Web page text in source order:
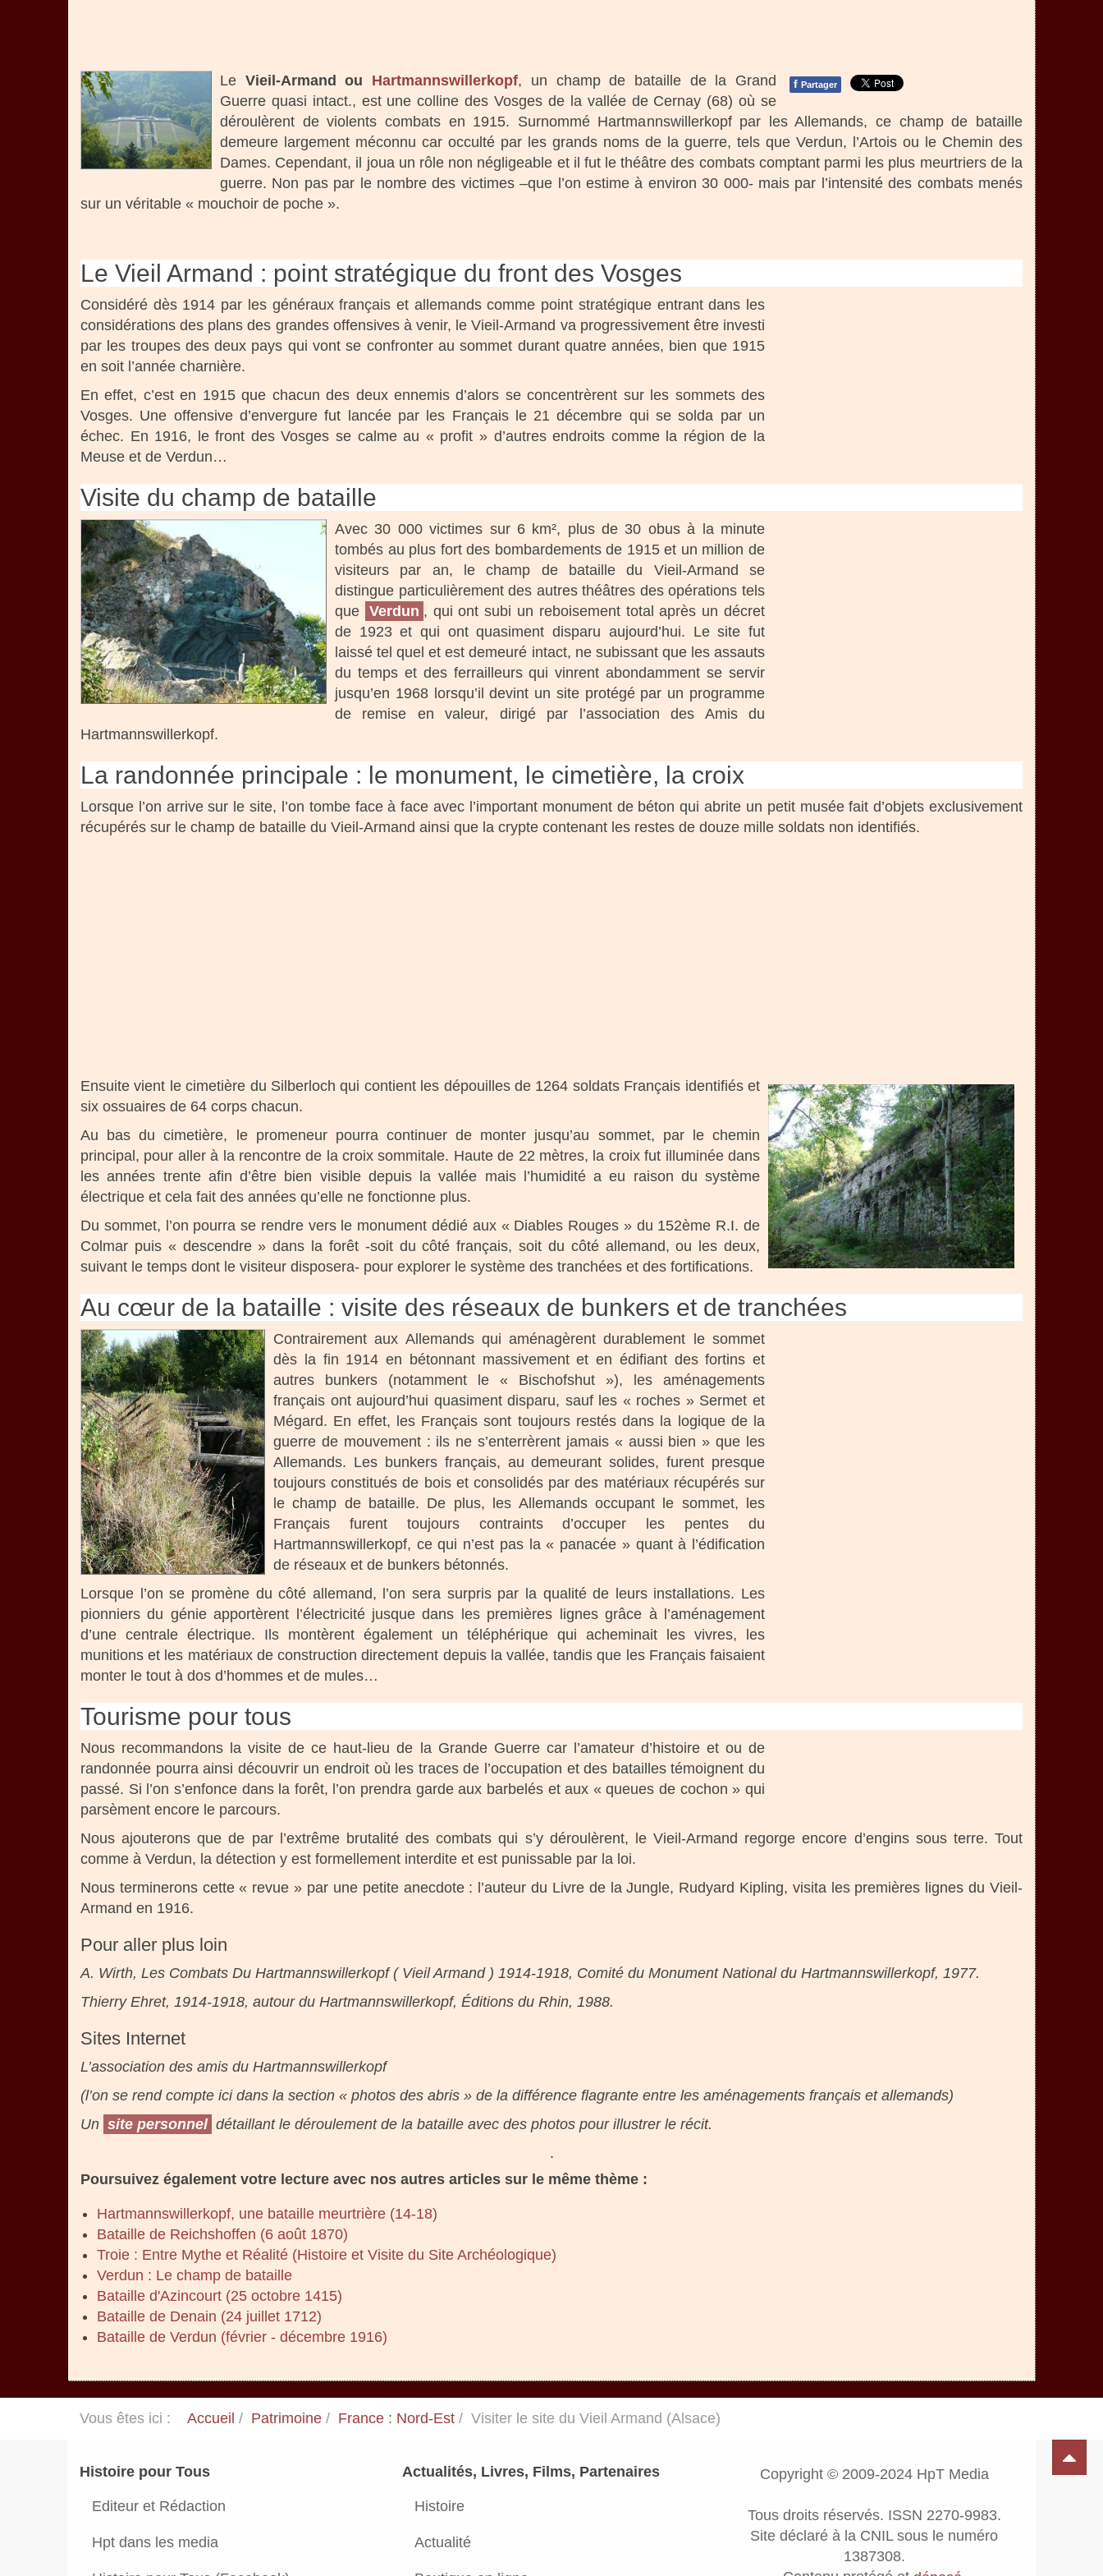
f Partager
Le Vieil-Armand ou Hartmannswillerkopf, un champ de bataille de la Grand
Guerre quasi intact., est une colline des Vosges de la vallée de Cernay (68) où se
déroulèrent de violents combats en 1915. Surnommé Hartmannswillerkopf par les Allemands, ce champ de bataille
demeure largement méconnu car occulté par les grands noms de la guerre, tels que Verdun, l’Artois ou le Chemin des
Dames. Cependant, il joua un rôle non négligeable et il fut le théâtre des combats comptant parmi les plus meurtriers de la
guerre. Non pas par le nombre des victimes –que l’on estime à environ 30 000- mais par l’intensité des combats menés
sur un véritable « mouchoir de poche ».
Le Vieil Armand : point stratégique du front des Vosges
Considéré dès 1914 par les généraux français et allemands comme point stratégique entrant dans les
considérations des plans des grandes offensives à venir, le Vieil-Armand va progressivement être investi
par les troupes des deux pays qui vont se confronter au sommet durant quatre années, bien que 1915
en soit l’année charnière.
En effet, c’est en 1915 que chacun des deux ennemis d’alors se concentrèrent sur les sommets des
Vosges. Une offensive d’envergure fut lancée par les Français le 21 décembre qui se solda par un
échec. En 1916, le front des Vosges se calme au « profit » d’autres endroits comme la région de la
Meuse et de Verdun…
Visite du champ de bataille
Avec 30 000 victimes sur 6 km², plus de 30 obus à la minute
tombés au plus fort des bombardements de 1915 et un million de
visiteurs par an, le champ de bataille du Vieil-Armand se
distingue particulièrement des autres théâtres des opérations tels
que Verdun , qui ont subi un reboisement total après un décret
de 1923 et qui ont quasiment disparu aujourd’hui. Le site fut
laissé tel quel et est demeuré intact, ne subissant que les assauts
du temps et des ferrailleurs qui vinrent abondamment se servir
jusqu’en 1968 lorsqu’il devint un site protégé par un programme
de remise en valeur, dirigé par l’association des Amis du
Hartmannswillerkopf.
La randonnée principale : le monument, le cimetière, la croix
Lorsque l’on arrive sur le site, l’on tombe face à face avec l’important monument de béton qui abrite un petit musée fait d’objets exclusivement
récupérés sur le champ de bataille du Vieil-Armand ainsi que la crypte contenant les restes de douze mille soldats non identifiés.
Ensuite vient le cimetière du Silberloch qui contient les dépouilles de 1264 soldats Français identifiés et
six ossuaires de 64 corps chacun.
Au bas du cimetière, le promeneur pourra continuer de monter jusqu’au sommet, par le chemin
principal, pour aller à la rencontre de la croix sommitale. Haute de 22 mètres, la croix fut illuminée dans
les années trente afin d’être bien visible depuis la vallée mais l’humidité a eu raison du système
électrique et cela fait des années qu’elle ne fonctionne plus.
Du sommet, l’on pourra se rendre vers le monument dédié aux « Diables Rouges » du 152ème R.I. de
Colmar puis « descendre » dans la forêt -soit du côté français, soit du côté allemand, ou les deux,
suivant le temps dont le visiteur disposera- pour explorer le système des tranchées et des fortifications.
Au cœur de la bataille : visite des réseaux de bunkers et de tranchées
Contrairement aux Allemands qui aménagèrent durablement le sommet
dès la fin 1914 en bétonnant massivement et en édifiant des fortins et
autres bunkers (notamment le « Bischofshut »), les aménagements
français ont aujourd’hui quasiment disparu, sauf les « roches » Sermet et
Mégard. En effet, les Français sont toujours restés dans la logique de la
guerre de mouvement : ils ne s’enterrèrent jamais « aussi bien » que les
Allemands. Les bunkers français, au demeurant solides, furent presque
toujours constitués de bois et consolidés par des matériaux récupérés sur
le champ de bataille. De plus, les Allemands occupant le sommet, les
Français furent toujours contraints d’occuper les pentes du
Hartmannswillerkopf, ce qui n’est pas la « panacée » quant à l’édification
de réseaux et de bunkers bétonnés.
Lorsque l’on se promène du côté allemand, l’on sera surpris par la qualité de leurs installations. Les
pionniers du génie apportèrent l’électricité jusque dans les premières lignes grâce à l’aménagement
d’une centrale électrique. Ils montèrent également un téléphérique qui acheminait les vivres, les
munitions et les matériaux de construction directement depuis la vallée, tandis que les Français faisaient
monter le tout à dos d’hommes et de mules…
Tourisme pour tous
Nous recommandons la visite de ce haut-lieu de la Grande Guerre car l’amateur d’histoire et ou de
randonnée pourra ainsi découvrir un endroit où les traces de l’occupation et des batailles témoignent du
passé. Si l’on s’enfonce dans la forêt, l’on prendra garde aux barbelés et aux « queues de cochon » qui
parsèment encore le parcours.
Nous ajouterons que de par l’extrême brutalité des combats qui s’y déroulèrent, le Vieil-Armand regorge encore d’engins sous terre. Tout
comme à Verdun, la détection y est formellement interdite et est punissable par la loi.
Nous terminerons cette « revue » par une petite anecdote : l’auteur du Livre de la Jungle, Rudyard Kipling, visita les premières lignes du Vieil-
Armand en 1916.
Pour aller plus loin
A. Wirth, Les Combats Du Hartmannswillerkopf ( Vieil Armand ) 1914-1918, Comité du Monument National du Hartmannswillerkopf, 1977.
Thierry Ehret, 1914-1918, autour du Hartmannswillerkopf, Éditions du Rhin, 1988.
Sites Internet
L’association des amis du Hartmannswillerkopf
(l’on se rend compte ici dans la section « photos des abris » de la différence flagrante entre les aménagements français et allemands)
Un site personnel détaillant le déroulement de la bataille avec des photos pour illustrer le récit.
.
Poursuivez également votre lecture avec nos autres articles sur le même thème :
Hartmannswillerkopf, une bataille meurtrière (14-18)
Bataille de Reichshoffen (6 août 1870)
Troie : Entre Mythe et Réalité (Histoire et Visite du Site Archéologique)
Verdun : Le champ de bataille
Bataille d'Azincourt (25 octobre 1415)
Bataille de Denain (24 juillet 1712)
Bataille de Verdun (février - décembre 1916)
Vous êtes ici : Accueil Patrimoine France : Nord-Est Visiter le site du Vieil Armand (Alsace)
Histoire pour Tous
Editeur et Rédaction
Hpt dans les media
Actualités, Livres, Films, Partenaires
Histoire
Actualité
Copyright © 2009-2024 HpT Media
Tous droits réservés. ISSN 2270-9983.
Site déclaré à la CNIL sous le numéro
1387308.